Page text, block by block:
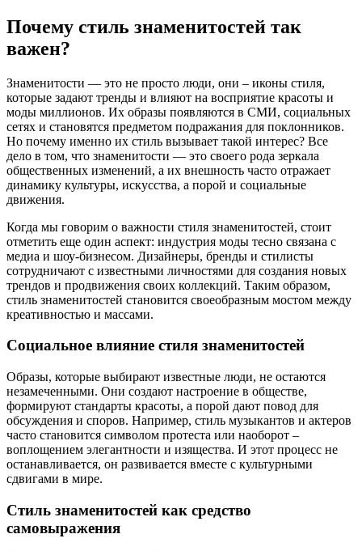
Почему стиль знаменитостей так
важен?
Знаменитости — это не просто люди, они – иконы стиля,
которые задают тренды и влияют на восприятие красоты и
моды миллионов. Их образы появляются в СМИ, социальных
сетях и становятся предметом подражания для поклонников.
Но почему именно их стиль вызывает такой интерес? Все
дело в том, что знаменитости — это своего рода зеркала
общественных изменений, а их внешность часто отражает
динамику культуры, искусства, а порой и социальные
движения.
Когда мы говорим о важности стиля знаменитостей, стоит
отметить еще один аспект: индустрия моды тесно связана с
медиа и шоу-бизнесом. Дизайнеры, бренды и стилисты
сотрудничают с известными личностями для создания новых
трендов и продвижения своих коллекций. Таким образом,
стиль знаменитостей становится своеобразным мостом между
креативностью и массами.
Социальное влияние стиля знаменитостей
Образы, которые выбирают известные люди, не остаются
незамеченными. Они создают настроение в обществе,
формируют стандарты красоты, а порой дают повод для
обсуждения и споров. Например, стиль музыкантов и актеров
часто становится символом протеста или наоборот –
воплощением элегантности и изящества. И этот процесс не
останавливается, он развивается вместе с культурными
сдвигами в мире.
Стиль знаменитостей как средство
самовыражения